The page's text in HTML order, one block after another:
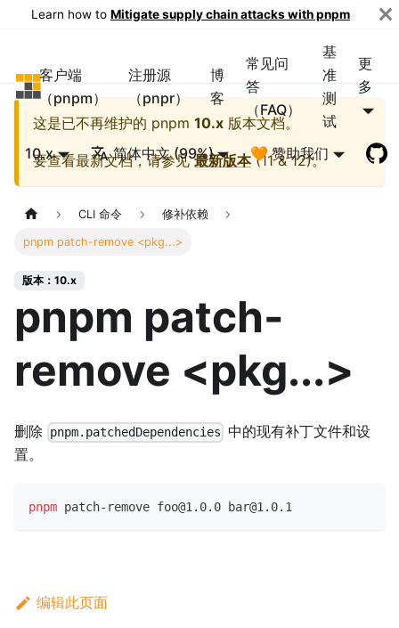
Learn how to Mitigate supply chain attacks with pnpm
pnpm
客户端
（pnpm）
注册源
（pnpr）
博
客
常见问
答
（FAQ）
基
准
测
试
更
多
10.x 简体中文 (99%) 🧡 赞助我们
这是已不再维护的 pnpm 10.x 版本文档。
要查看最新文档，请参见最新版本(11 & 12)。
CLI 命令 修补依赖
pnpm patch-remove <pkg...>
版本：10.x
pnpm patch-
remove <pkg...>
删除 pnpm.patchedDependencies 中的现有补丁文件和设
置。
pnpm patch-remove foo@1.0.0 bar@1.0.1
编辑此页面